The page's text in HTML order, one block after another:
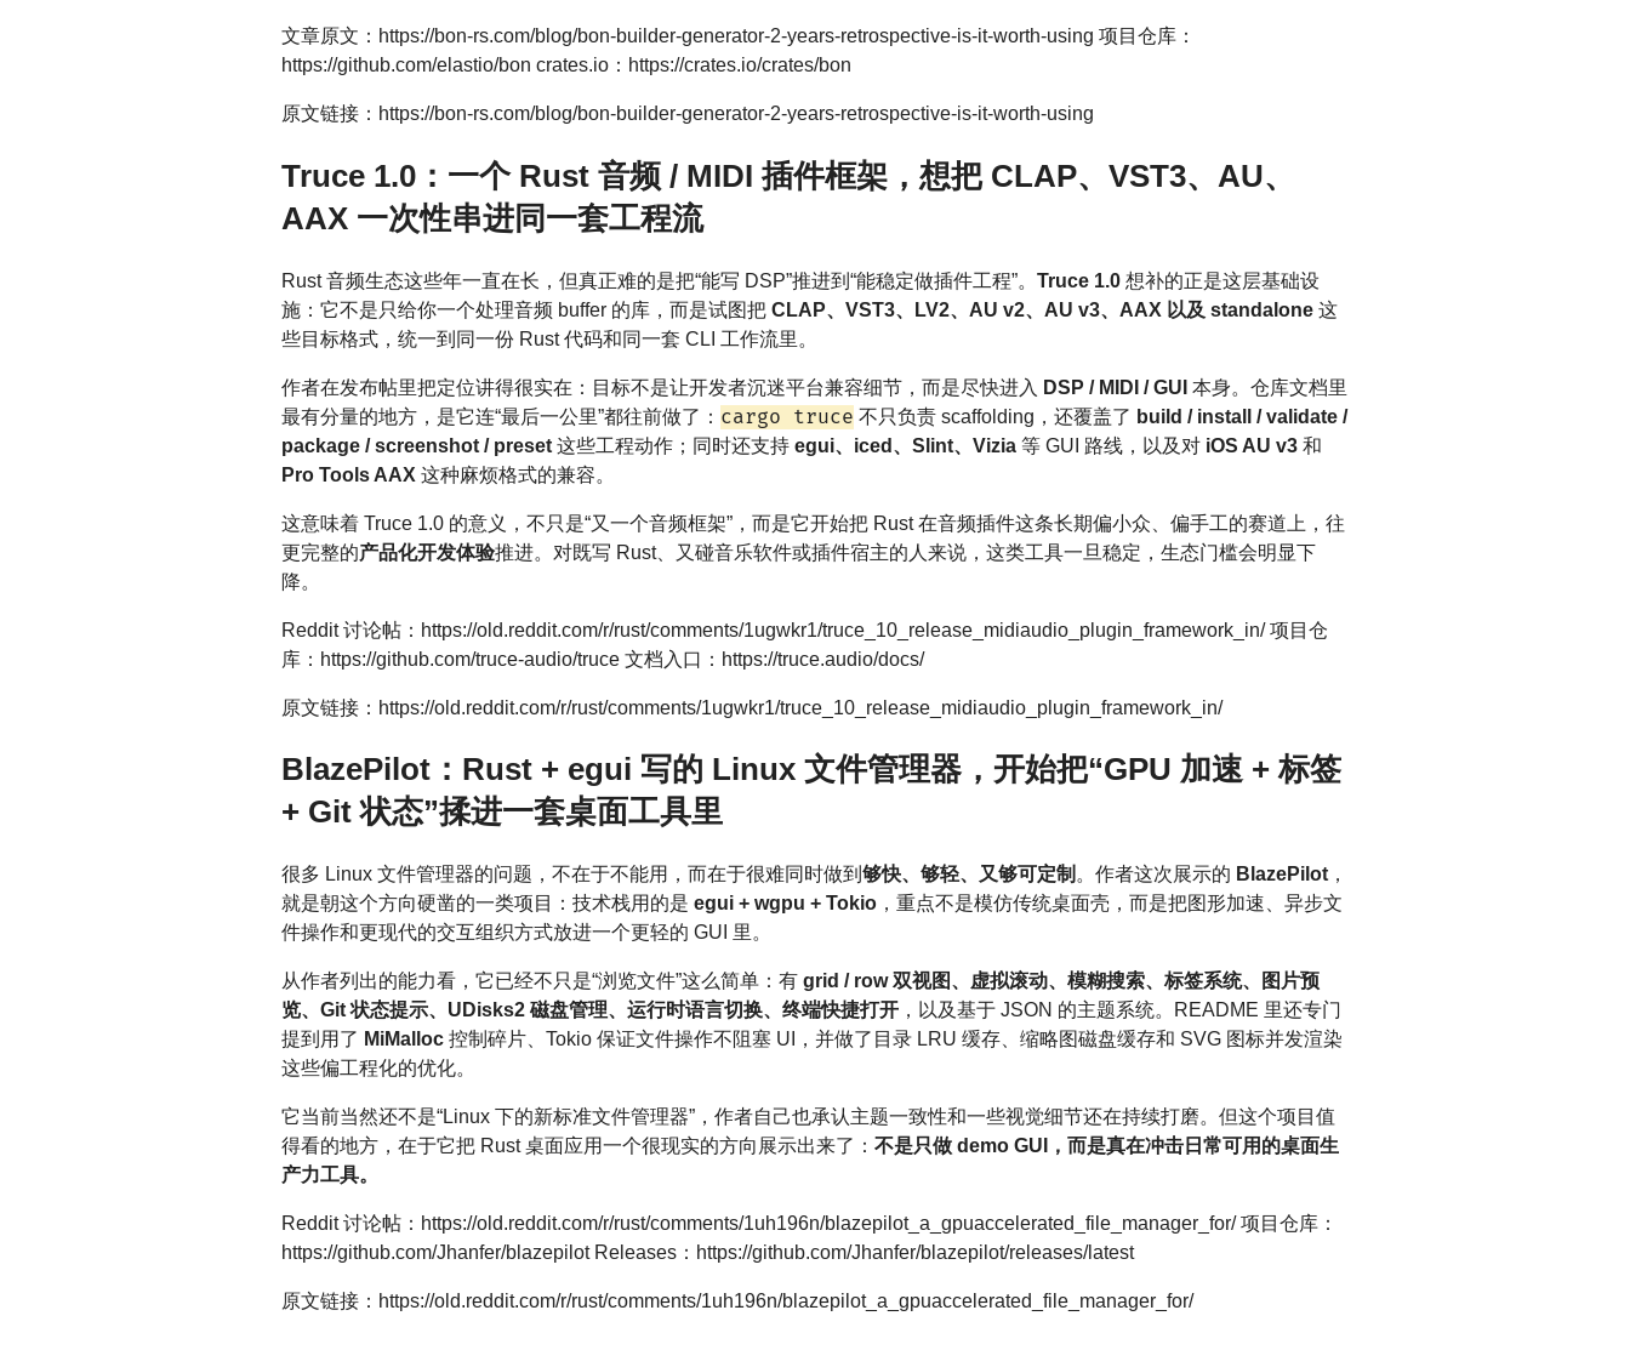
文章原文：https://bon-rs.com/blog/bon-builder-generator-2-years-retrospective-is-it-worth-using 项目仓库：
https://github.com/elastio/bon crates.io：https://crates.io/crates/bon
原文链接：https://bon-rs.com/blog/bon-builder-generator-2-years-retrospective-is-it-worth-using
Truce 1.0：一个 Rust 音频 / MIDI 插件框架，想把 CLAP、VST3、AU、
AAX 一次性串进同一套工程流
Rust 音频生态这些年一直在长，但真正难的是把“能写 DSP”推进到“能稳定做插件工程”。 Truce 1.0 想补的正是这层基础设
施：它不是只给你一个处理音频 buffer 的库，而是试图把 CLAP、VST3、LV2、AU v2、AU v3、AAX 以及 standalone 这
些目标格式，统一到同一份 Rust 代码和同一套 CLI 工作流里。
作者在发布帖里把定位讲得很实在：目标不是让开发者沉迷平台兼容细节，而是尽快进入 DSP / MIDI / GUI 本身。仓库文档里
最有分量的地方，是它连“最后一公里”都往前做了： cargo truce 不只负责 scaffolding，还覆盖了 build / install / validate /
package / screenshot / preset 这些工程动作；同时还支持 egui、iced、Slint、Vizia 等 GUI 路线，以及对 iOS AU v3 和
Pro Tools AAX 这种麻烦格式的兼容。
这意味着 Truce 1.0 的意义，不只是“又一个音频框架”，而是它开始把 Rust 在音频插件这条长期偏小众、偏手工的赛道上，往
更完整的产品化开发体验推进。对既写 Rust、又碰音乐软件或插件宿主的人来说，这类工具一旦稳定，生态门槛会明显下
降。
Reddit 讨论帖：https://old.reddit.com/r/rust/comments/1ugwkr1/truce_10_release_midiaudio_plugin_framework_in/ 项目仓
库：https://github.com/truce-audio/truce 文档入口：https://truce.audio/docs/
原文链接：https://old.reddit.com/r/rust/comments/1ugwkr1/truce_10_release_midiaudio_plugin_framework_in/
BlazePilot：Rust + egui 写的 Linux 文件管理器，开始把“GPU 加速 + 标签
+ Git 状态”揉进一套桌面工具里
很多 Linux 文件管理器的问题，不在于不能用，而在于很难同时做到 够快、够轻、又够可定制 。作者这次展示的 BlazePilot ，
就是朝这个方向硬凿的一类项目：技术栈用的是 egui + wgpu + Tokio ，重点不是模仿传统桌面壳，而是把图形加速、异步文
件操作和更现代的交互组织方式放进一个更轻的 GUI 里。
从作者列出的能力看，它已经不只是“浏览文件”这么简单：有 grid / row 双视图、虚拟滚动、模糊搜索、标签系统、图片预
览、Git 状态提示、UDisks2 磁盘管理、运行时语言切换、终端快捷打开 ，以及基于 JSON 的主题系统。README 里还专门
提到用了 MiMalloc 控制碎片、Tokio 保证文件操作不阻塞 UI，并做了目录 LRU 缓存、缩略图磁盘缓存和 SVG 图标并发渲染
这些偏工程化的优化。
它当前当然还不是“Linux 下的新标准文件管理器”，作者自己也承认主题一致性和一些视觉细节还在持续打磨。但这个项目值
得看的地方，在于它把 Rust 桌面应用一个很现实的方向展示出来了： 不是只做 demo GUI，而是真在冲击日常可用的桌面生
产力工具。
Reddit 讨论帖：https://old.reddit.com/r/rust/comments/1uh196n/blazepilot_a_gpuaccelerated_file_manager_for/ 项目仓库：
https://github.com/Jhanfer/blazepilot Releases：https://github.com/Jhanfer/blazepilot/releases/latest
原文链接：https://old.reddit.com/r/rust/comments/1uh196n/blazepilot_a_gpuaccelerated_file_manager_for/